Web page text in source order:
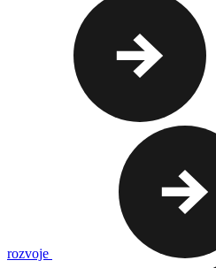
rozvoje